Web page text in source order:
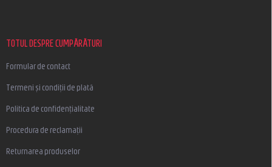
TOTUL DESPRE CUMPĂRĂTURI
Formular de contact
Termeni și condiții de plată
Politica de confidențialitate
Procedura de reclamații
Returnarea produselor